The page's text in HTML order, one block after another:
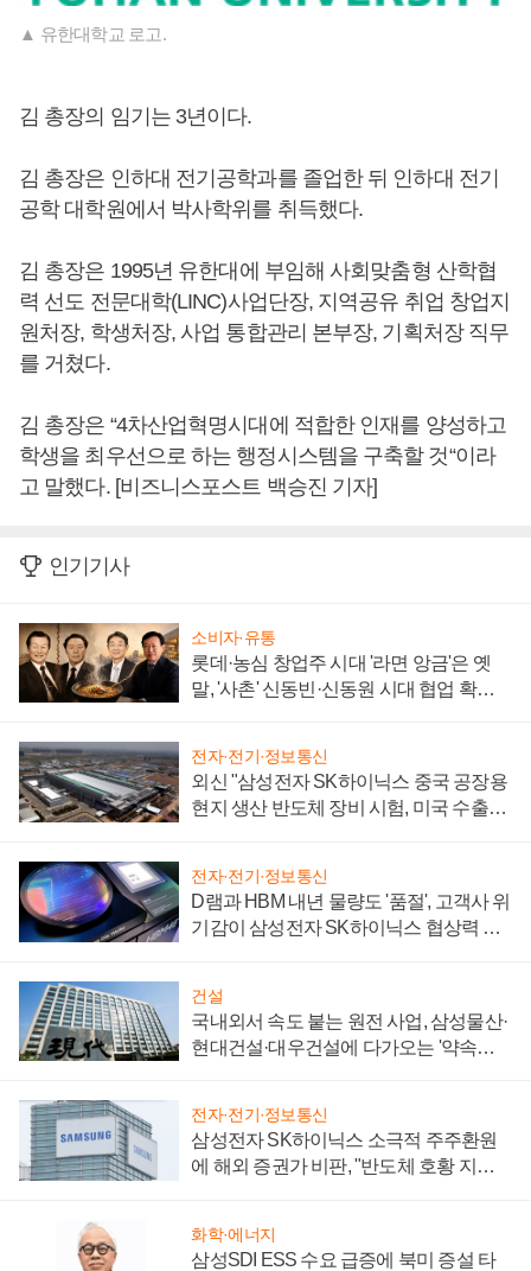
▲ 유한대학교 로고.
김 총장의 임기는 3년이다.
김 총장은 인하대 전기공학과를 졸업한 뒤 인하대 전기
공학 대학원에서 박사학위를 취득했다.
김 총장은 1995년 유한대에 부임해 사회맞춤형 산학협
력 선도 전문대학(LINC)사업단장, 지역공유 취업 창업지
원처장, 학생처장, 사업 통합관리 본부장, 기획처장 직무
를 거쳤다.
김 총장은 “4차산업혁명시대에 적합한 인재를 양성하고
학생을 최우선으로 하는 행정시스템을 구축할 것“이라
고 말했다. [비즈니스포스트 백승진 기자]
인기기사
소비자·유통
롯데·농심 창업주 시대 '라면 앙금'은 옛
말, '사촌' 신동빈·신동원 시대 협업 확대
전자·전기·정보통신
외신 "삼성전자 SK하이닉스 중국 공장용
현지 생산 반도체 장비 시험, 미국 수출통
전자·전기·정보통신
D램과 HBM 내년 물량도 '품절', 고객사 위
기감이 삼성전자 SK하이닉스 협상력 더
건설
국내외서 속도 붙는 원전 사업, 삼성물산·
현대건설·대우건설에 다가오는 '약속의
전자·전기·정보통신
삼성전자 SK하이닉스 소극적 주주환원
에 해외 증권가 비판, "반도체 호황 지속
화학·에너지
삼성SDI ESS 수요 급증에 북미 증설 타